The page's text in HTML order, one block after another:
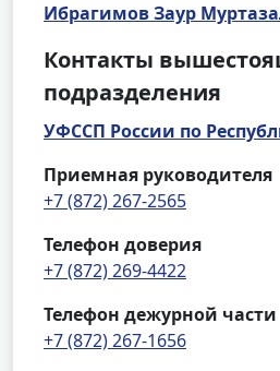
Ибрагимов Заур
Контакты
подразделения
УФССП России по
Приемная руководителя
+7 (872) 267-2565
Телефон доверия
+7 (872) 269-4422
Телефон дежурной части
+7 (872) 267-1656